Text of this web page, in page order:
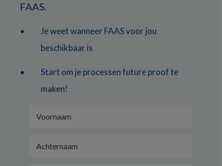
FAAS.
Je weet wanneer FAAS voor jou
beschikbaar is
Start om je processen future proof te
maken!